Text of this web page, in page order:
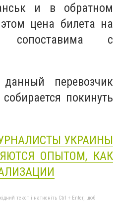
и в обратном
цена билета на
сопоставима с
перевозчик
покинуть
УКРАИНЫ
ОПЫТОМ, КАК
текст і натисніть Ctrl + Enter, щоб